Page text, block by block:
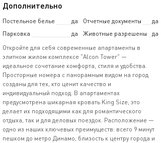
Дополнительно
Постельное белье да Отчетные документы
да
Парковка
да Животные разрешены
да
Откройте для себя современные апартаменты в
элитном жилом комплексе "Alcon Tower" —
идеальное сочетание комфорта, стиля и удобства.
Просторные номера с панорамным видом на город
созданы для тех, кто ценит качество и
индивидуальный подход. В апартаментах
предусмотрена шикарная кровать King Size, это
делает их подходящими как для романтического
отдыха, так и для деловых поездок. Расположение —
одно из наших ключевых преимуществ: всего 9 минут
пешком до метро Динамо, близость к центру города и